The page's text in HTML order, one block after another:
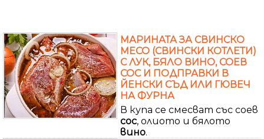
МАРИНАТА ЗА СВИНСКО
МЕСО (СВИНСКИ КОТЛЕТИ)
С ЛУК, БЯЛО ВИНО, СОЕВ
СОС И ПОДПРАВКИ В
ЙЕНСКИ СЪД ИЛИ ГЮВЕЧ
НА ФУРНА
В купа се смесват със соев
сос, олиото и бялото
вино.